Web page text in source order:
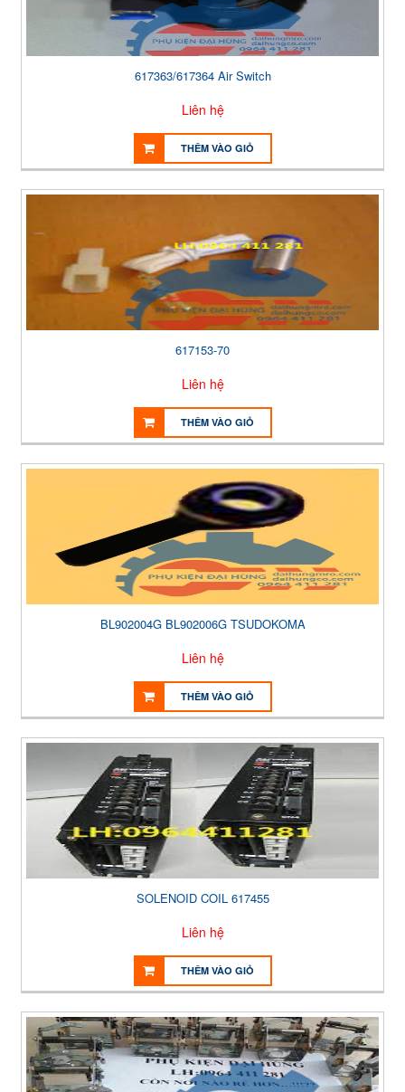
617363/617364 Air Switch
Liên hệ
THÊM VÀO GIỎ
617153-70
Liên hệ
THÊM VÀO GIỎ
BL902004G BL902006G TSUDOKOMA
Liên hệ
THÊM VÀO GIỎ
SOLENOID COIL 617455
Liên hệ
THÊM VÀO GIỎ